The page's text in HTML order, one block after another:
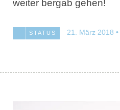
weiter bergab gehen!
STATUS 21. März 2018